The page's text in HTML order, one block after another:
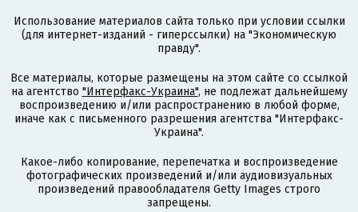
Использование материалов сайта только при условии ссылки
(для интернет-изданий - гиперссылки) на "Экономическую
правду".
Все материалы, которые размещены на этом сайте со ссылкой
на агентство "Интерфакс-Украина", не подлежат дальнейшему
воспроизведению и/или распространению в любой форме,
иначе как с письменного разрешения агентства "Интерфакс-
Украина".
Какое-либо копирование, перепечатка и воспроизведение
фотографических произведений и/или аудиовизуальных
произведений правообладателя Getty Images строго
запрещены.